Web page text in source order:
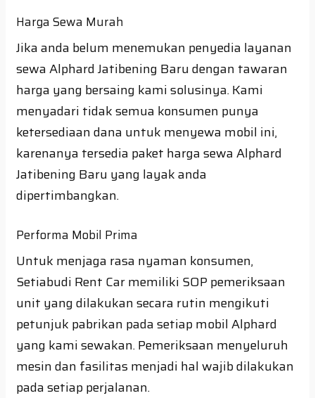
Harga Sewa Murah
Jika anda belum menemukan penyedia layanan
sewa Alphard Jatibening Baru dengan tawaran
harga yang bersaing kami solusinya. Kami
menyadari tidak semua konsumen punya
ketersediaan dana untuk menyewa mobil ini,
karenanya tersedia paket harga sewa Alphard
Jatibening Baru yang layak anda
dipertimbangkan.
Performa Mobil Prima
Untuk menjaga rasa nyaman konsumen,
Setiabudi Rent Car memiliki SOP pemeriksaan
unit yang dilakukan secara rutin mengikuti
petunjuk pabrikan pada setiap mobil Alphard
yang kami sewakan. Pemeriksaan menyeluruh
mesin dan fasilitas menjadi hal wajib dilakukan
pada setiap perjalanan.